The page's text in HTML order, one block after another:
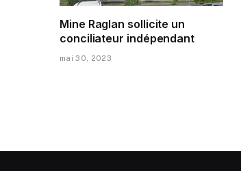
Mine Raglan sollicite un
conciliateur indépendant
mai 30, 2023